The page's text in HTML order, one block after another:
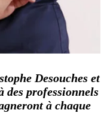
Desouches et
des professionnels
à chaque